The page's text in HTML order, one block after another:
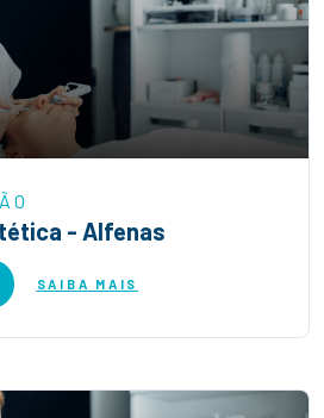
- Alfenas
SAIBA MAIS